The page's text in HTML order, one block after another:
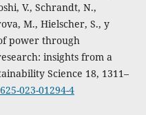
V., Schrandt, N.,
M., Hielscher, S., y
power through
insights from a
Science 18, 1311–
023-01294-4